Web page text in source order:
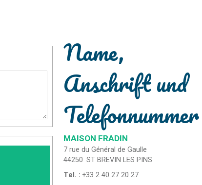
Name,
Anschrift und
Telefonnummer
MAISON FRADIN
7 rue du Général de Gaulle
44250 ST BREVIN LES PINS
Tel. :+33 2 40 27 20 27